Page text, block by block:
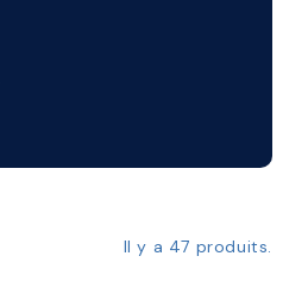
Il y a 47 produits.